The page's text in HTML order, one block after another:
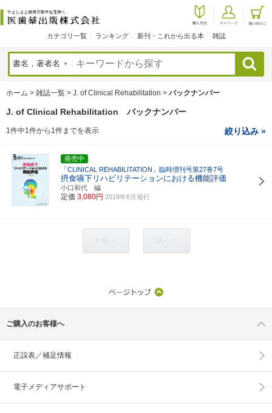
カテゴリ一覧 ランキング 新刊・これから出る本 雑誌
検索
ホーム > 雑誌一覧 > J. of Clinical Rehabilitation > バックナンバー
J. of Clinical Rehabilitation バックナンバー
1件中1件から1件までを表示 絞り込み »
発売中
「CLINICAL REHABILITATION」臨時増刊号第27巻7号
摂食嚥下リハビリテーションにおける機能評価
小口和代 編
定価 3,080円 2018年6月発行
ご購入のお客様へ
正誤表／補足情報
電子メディアサポート